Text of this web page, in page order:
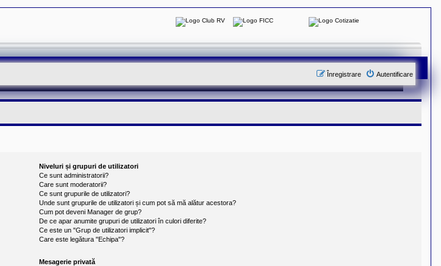
Autentificare
Înregistrare
Niveluri și grupuri de utilizatori
Ce sunt administratorii?
Care sunt moderatorii?
Ce sunt grupurile de utilizatori?
Unde sunt grupurile de utilizatori și cum pot să mă alătur acestora?
Cum pot deveni Manager de grup?
De ce apar anumite grupuri de utilizatori în culori diferite?
Ce este un "Grup de utilizatori implicit"?
Care este legătura "Echipa"?
Mesagerie privată